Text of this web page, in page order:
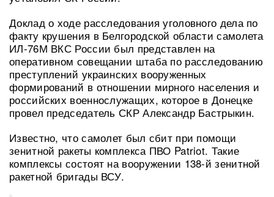
Доклад о ходе расследования уголовного дела по
факту крушения в Белгородской области самолета
ИЛ-76М ВКС России был представлен на
оперативном совещании штаба по расследованию
преступлений украинских вооруженных
формирований в отношении мирного населения и
российских военнослужащих, которое в Донецке
провел председатель СКР Александр Бастрыкин.
Известно, что самолет был сбит при помощи
зенитной ракеты комплекса ПВО Patriot. Такие
комплексы состоят на вооружении 138-й зенитной
ракетной бригады ВСУ.